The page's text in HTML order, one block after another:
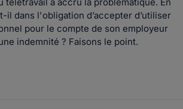
il dans l'obligation d’accepter d’utiliser
pour le compte de son employeur
indemnité ? Faisons le point.